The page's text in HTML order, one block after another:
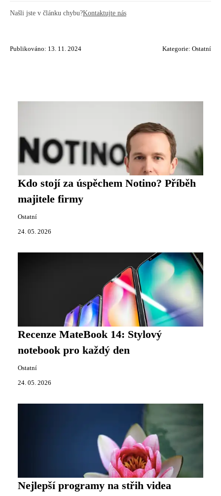
Našli jste v článku chybu?Kontaktujte nás
Publikováno: 13. 11. 2024 Kategorie: Ostatní
Kdo stojí za úspěchem Notino? Příběh
majitele firmy
Ostatní
24. 05. 2026
Recenze MateBook 14: Stylový
notebook pro každý den
Ostatní
24. 05. 2026
Nejlepší programy na střih videa